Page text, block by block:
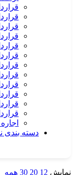
دسته بندی
نمایش 12
20
30 همه